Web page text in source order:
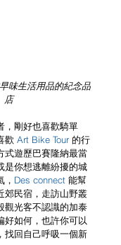
味生活用品的紀念品
店
，剛好也喜歡騎單
歡 Art Bike Tour 的行
式遊歷巴賽隆納最當
是你想逃離紛擾的城
Des connect 能幫
郊民宿，走訪山野叢
觀光客不認識的加泰
好如何，也許你可以
找回自己呼吸一個新